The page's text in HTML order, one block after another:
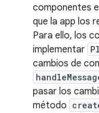
componentes
que la app los
Para ello, los
implementar
cambios de
pasar los
método